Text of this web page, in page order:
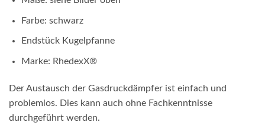
Farbe: schwarz
Endstück Kugelpfanne
Marke: RhedexX®
Der Austausch der Gasdruckdämpfer ist einfach und
problemlos. Dies kann auch ohne Fachkenntnisse
durchgeführt werden.